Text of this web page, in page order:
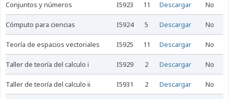
conjuntos y números I5923 11 Descargar No
cómputo para ciencias I5924 5 Descargar No
teoría de espacios vectoriales I5925 11 Descargar No
taller de teoría del calculo i I5929 2 Descargar No
taller de teoría del calculo ii I5931 2 Descargar No